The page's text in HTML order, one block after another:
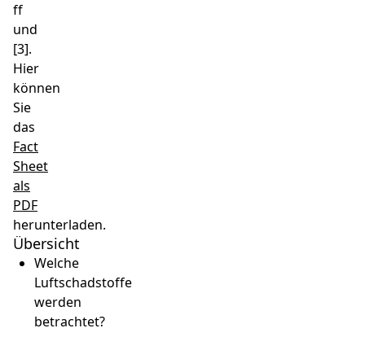
ff
und
[3].
Hier
können
Sie
das
Fact
Sheet
als
PDF
herunterladen.
Übersicht
Welche
Luftschadstoffe
werden
betrachtet?